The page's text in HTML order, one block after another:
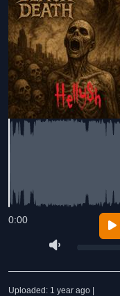
0:00
Uploaded: 1 year ago |